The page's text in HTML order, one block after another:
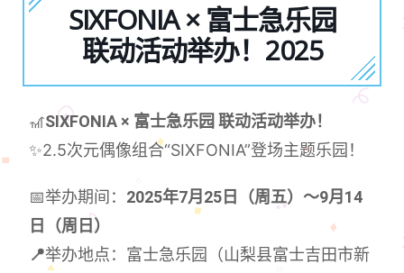
SIXFONIA × 富士急乐园
联动活动举办！2025
🎢SIXFONIA × 富士急乐园 联动活动举办！
✨2.5次元偶像组合“SIXFONIA”登场主题乐园！
📅举办期间： 2025年7月25日（周五）～9月14
日（周日）
📍举办地点：富士急乐园（山梨县富士吉田市新